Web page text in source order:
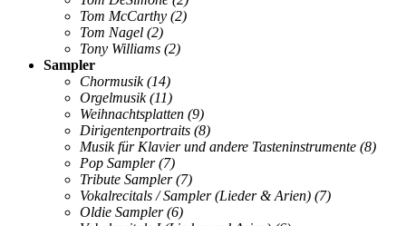
Tom McCarthy (2)
Tom Nagel (2)
Tony Williams (2)
Sampler
Chormusik (14)
Orgelmusik (11)
Weihnachtsplatten (9)
Dirigentenportraits (8)
Musik für Klavier und andere Tasteninstrumente (8)
Pop Sampler (7)
Tribute Sampler (7)
Vokalrecitals / Sampler (Lieder & Arien) (7)
Oldie Sampler (6)